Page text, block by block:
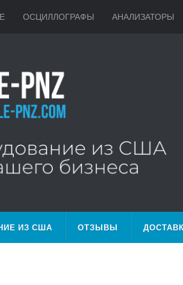
ОСЦИЛЛОГРАФЫ АНАЛИЗАТОРЫ
ИЗ США ОТЗЫВЫ